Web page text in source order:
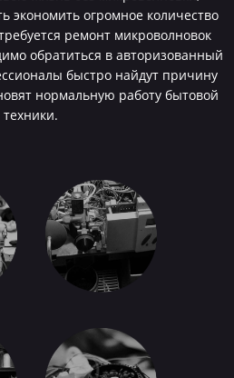
экономить огромное количество
ремонт микроволновок
обратиться в авторизованный
быстро найдут причину
нормальную работу бытовой
техники.